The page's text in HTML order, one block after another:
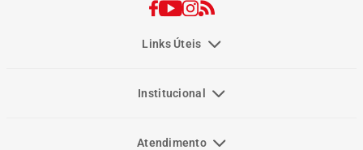
Links Úteis
Institucional
Atendimento